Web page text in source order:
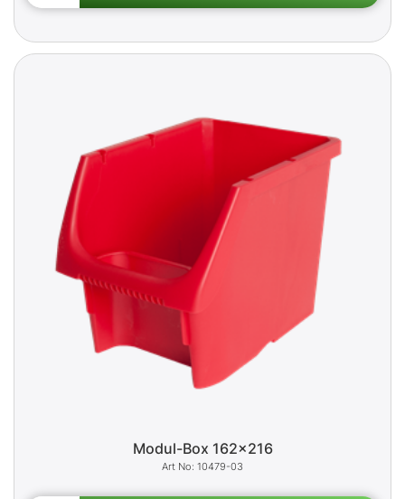
Modul-Box 162x216
10479-03